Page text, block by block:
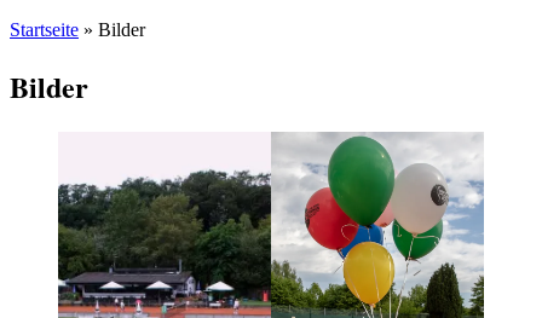
Startseite » Bilder
Bilder